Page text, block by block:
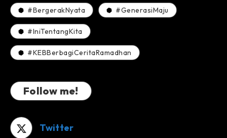
#BergerakNyata #GenerasiMaju
#IniTentangKita
#KEBBerbagiCeritaRamadhan
Follow me!
Twitter